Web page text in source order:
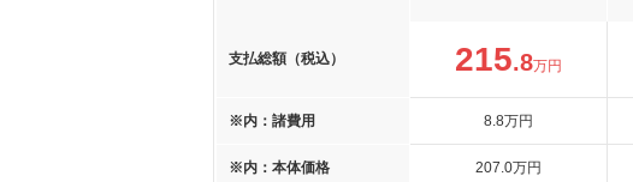
支払総額（税込） 215.8万円
※内：諸費用 8.8万円
※内：本体価格 207.0万円